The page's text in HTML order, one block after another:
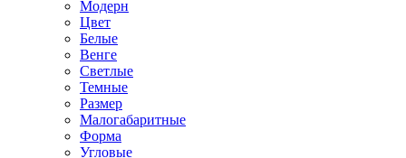
Модерн
Цвет
Белые
Венге
Светлые
Темные
Размер
Малогабаритные
Форма
Угловые